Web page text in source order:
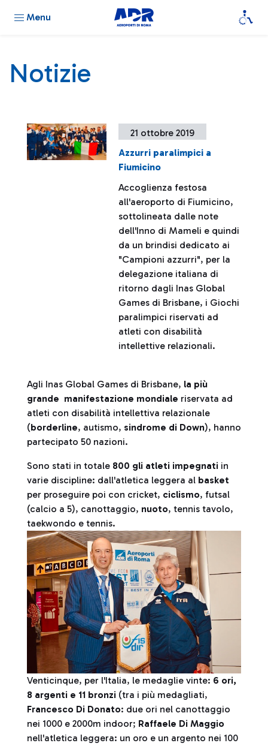
Menu
Notizie
21 ottobre 2019
Azzurri paralimpici a
Fiumicino
Accoglienza festosa
all'aeroporto di Fiumicino,
sottolineata dalle note
dell'Inno di Mameli e quindi
da un brindisi dedicato ai
"Campioni azzurri", per la
delegazione italiana di
ritorno dagli Inas Global
Games di Brisbane, i Giochi
paralimpici riservati ad
atleti con disabilità
intellettive relazionali.
Agli Inas Global Games di Brisbane, la più
grande manifestazione mondiale riservata ad
atleti con disabilità intellettiva relazionale
(borderline, autismo, sindrome di Down), hanno
partecipato 50 nazioni.
Sono stati in totale 800 gli atleti impegnati in
varie discipline: dall'atletica leggera al basket
per proseguire poi con cricket, ciclismo, futsal
(calcio a 5), canottaggio, nuoto, tennis tavolo,
taekwondo e tennis.
Venticinque, per l'Italia, le medaglie vinte: 6 ori,
8 argenti e 11 bronzi (tra i più medagliati,
Francesco Di Donato: due ori nel canottaggio
nei 1000 e 2000m indoor; Raffaele Di Maggio
nell'atletica leggera: un oro e un argento nei 100